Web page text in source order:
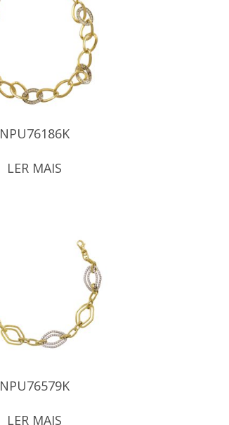
NPU76186K
LER MAIS
NPU76579K
LER MAIS